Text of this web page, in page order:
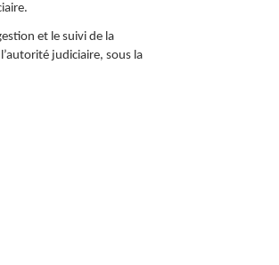
et le suivi de la
judiciaire, sous la